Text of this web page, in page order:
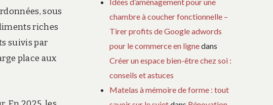
sous
riches
suivis par
place aux
Idées d’aménagement pour une
chambre à coucher fonctionnelle –
Tirer profits de Google adwords
pour le commerce en lignedans
Créer un espace bien-être chez soi :
conseils et astuces
Matelas à mémoire de forme : tout